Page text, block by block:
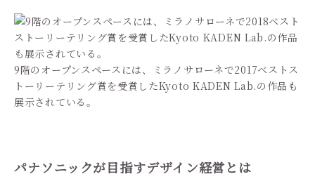
9階のオープンスペースには、ミラノサローネで2017ベストス
トーリーテリング賞を受賞したKyoto KADEN Lab.の作品も
展示されている。
パナソニックが目指すデザイン経営とは